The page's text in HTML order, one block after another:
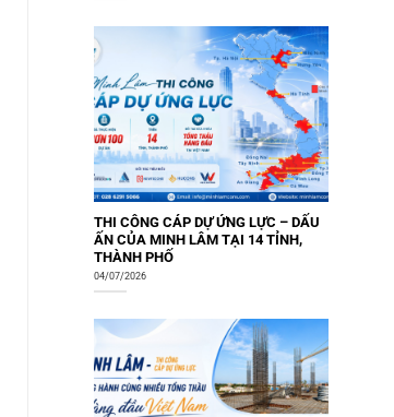
THI CÔNG CÁP DỰ ỨNG LỰC – DẤU
ẤN CỦA MINH LÂM TẠI 14 TỈNH,
THÀNH PHỐ
04/07/2026